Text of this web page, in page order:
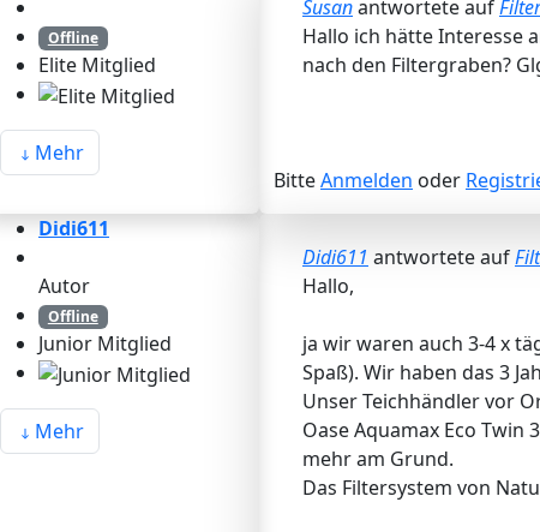
Offline
Elite Mitglied
Mehr
Susanantwortete auf
Hallo ich hätte Interesse
nach den Filtergraben?
BitteAnmelden oder
Didi611
Autor
Offline
Junior Mitglied
Mehr
Didi611 antwortete auf
Hallo,
ja wir waren auch 3-4 x
Spaß). Wir haben das 3
Unser Teichhändler vor
Oase Aquamax Eco
mehr am Grund.
Das Filtersystem von